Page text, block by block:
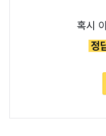
혹시
정